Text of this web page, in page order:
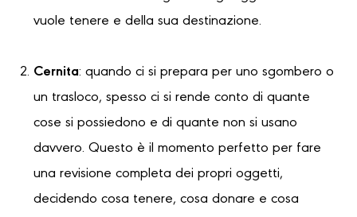
vuole tenere e della sua destinazione.
Cernita: quando ci si prepara per uno sgombero o
un trasloco, spesso ci si rende conto di quante
cose si possiedono e di quante non si usano
davvero. Questo è il momento perfetto per fare
una revisione completa dei propri oggetti,
decidendo cosa tenere, cosa donare e cosa